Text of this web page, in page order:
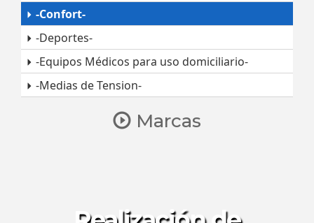
-Confort-
-Deportes-
-Equipos Médicos para uso domiciliario-
-Medias de Tension-
Marcas